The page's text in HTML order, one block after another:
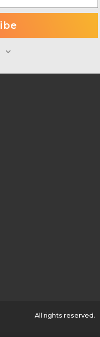
All rights reserved.